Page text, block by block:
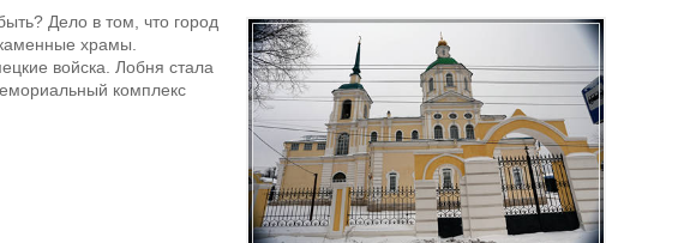
Дело в том, что город
храмы.
войска. Лобня стала
комплекс